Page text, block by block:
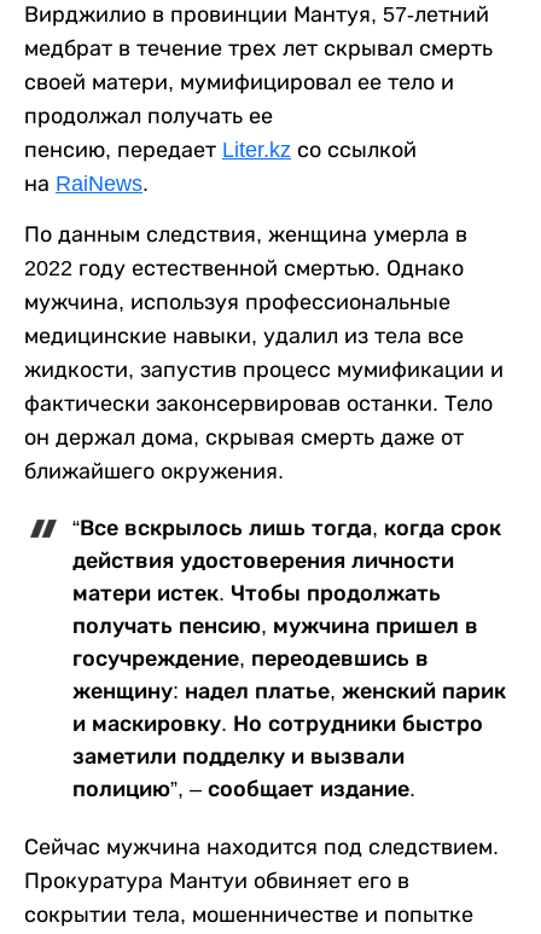
Вирджилио в провинции Мантуя, 57-летний
медбрат в течение трех лет скрывал смерть
своей матери, мумифицировал ее тело и
продолжал получать ее
пенсию, передает Liter.kz со ссылкой
на RaiNews.
По данным следствия, женщина умерла в
2022 году естественной смертью. Однако
мужчина, используя профессиональные
медицинские навыки, удалил из тела все
жидкости, запустив процесс мумификации и
фактически законсервировав останки. Тело
он держал дома, скрывая смерть даже от
ближайшего окружения.
“Все вскрылось лишь тогда, когда срок
действия удостоверения личности
матери истек. Чтобы продолжать
получать пенсию, мужчина пришел в
госучреждение, переодевшись в
женщину: надел платье, женский парик
и маскировку. Но сотрудники быстро
заметили подделку и вызвали
полицию”, – сообщает издание.
Сейчас мужчина находится под следствием.
Прокуратура Мантуи обвиняет его в
сокрытии тела, мошенничестве и попытке